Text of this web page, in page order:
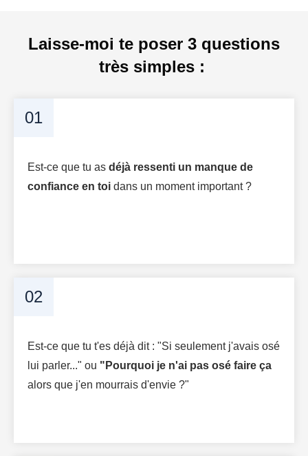
Laisse-moi te poser 3 questions
très simples :
01
E st-ce que tu as déjà ressenti un manque de
confiance en toi dans un moment important ?
02
Est-ce que tu t'es déjà dit : "Si seulement j'avais osé
lui parler..." ou "Pourquoi je n'ai pas osé faire ça
alors que j'en mourrais d'envie ?"